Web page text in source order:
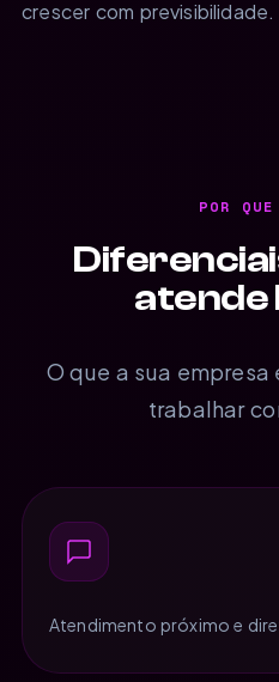
crescer com previsibilidade.
POR
atende
O que a sua
trabalhar
Atendimento próximo e